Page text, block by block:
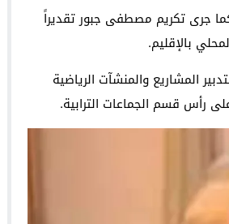
جرى تكريم مصطفى جبور تقديراً
بالإقليم.
المشاريع والمنشآت الرياضية
رأس قسم الجماعات الترابية.